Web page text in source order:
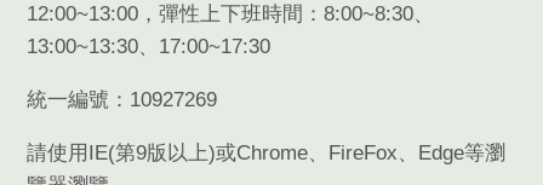
12:00~13:00，彈性上下班時間：8:00~8:30、
13:00~13:30、17:00~17:30
統一編號：10927269
請使用 IE(第9版以上)或Chrome、 FireFox Edge等瀏